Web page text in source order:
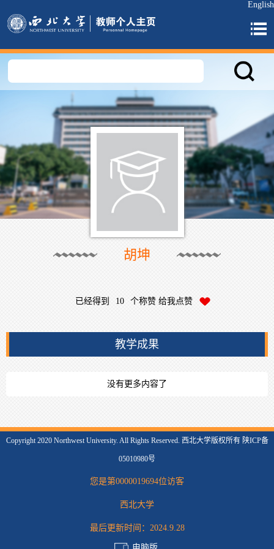
English
胡坤
已经得到 10 个称赞 给我点赞
教学成果
没有更多内容了
Copyright 2020 Northwest University. All Rights Reserved. 西北大学版权所有 陕ICP备
05010980号
您是第0000019694位访客
西北大学
最后更新时间： 2024.9.28